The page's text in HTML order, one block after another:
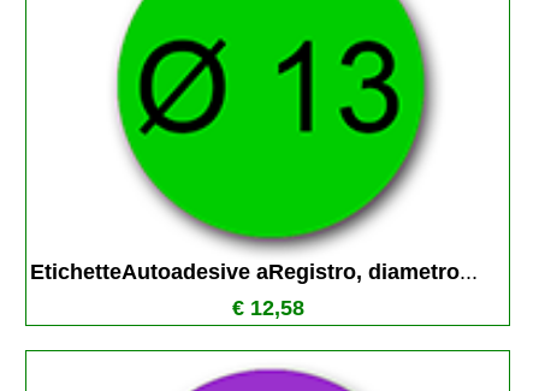
EtichetteAutoadesive aRegistro, diametro...
€ 12,58